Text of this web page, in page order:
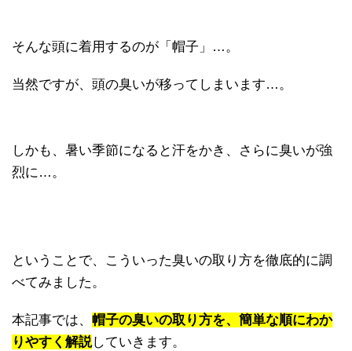
そんな頭に着用するのが「帽子」…。
当然ですが、頭の臭いが移ってしまいます…。
しかも、暑い季節になると汗をかき、さらに臭いが強
烈に…。
ということで、こういった臭いの取り方を徹底的に調
べてみました。
本記事では、 帽子の臭いの取り方を、簡単な順にわか
りやすく解説していきます。